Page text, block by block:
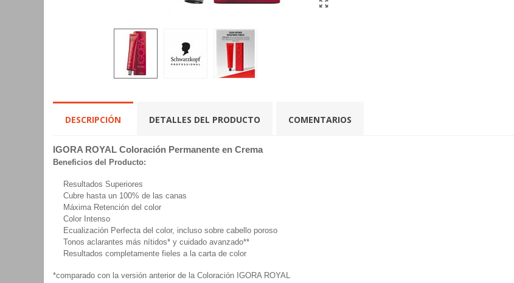
DESCRIPCIÓN DETALLES DEL PRODUCTO COMENTARIOS
IGORA ROYAL Coloración Permanente en Crema
Beneficios del Producto:
Resultados Superiores
Cubre hasta un 100% de las canas
Máxima Retención del color
Color Intenso
Ecualización Perfecta del color, incluso sobre cabello poroso
Tonos aclarantes más nítidos* y cuidado avanzado**
Resultados completamente fieles a la carta de color
*comparado con la versión anterior de la Coloración IGORA ROYAL